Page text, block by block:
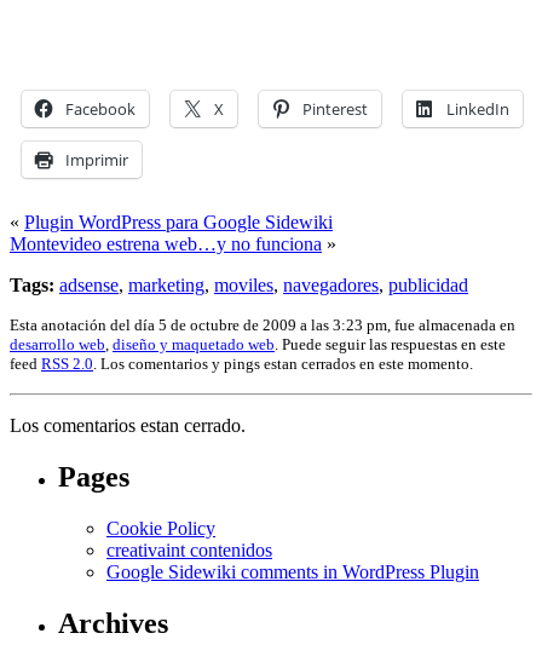
Facebook X Pinterest LinkedIn
Imprimir
« Plugin WordPress para Google Sidewiki
Montevideo estrena web…y no funciona »
Tags: adsense, marketing, moviles, navegadores, publicidad
Esta anotación del día 5 de octubre de 2009 a las 3:23 pm, fue almacenada en
desarrollo web diseño y maquetado web . Puede seguir las respuestas en este
feed RSS 2.0 . Los comentarios y pings estan cerrados en este momento.
Los comentarios estan cerrado.
Pages
Cookie Policy
creativaint contenidos
Google Sidewiki comments in WordPress Plugin
Archives